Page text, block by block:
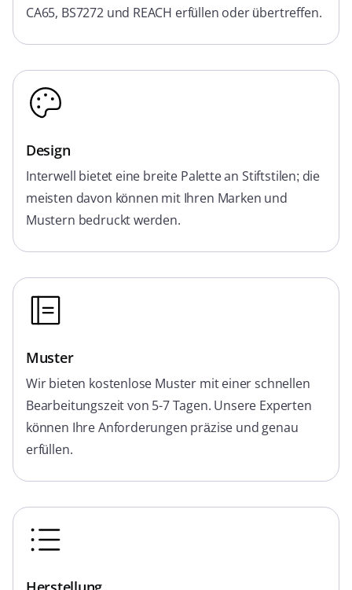
CA65, BS7272 und REACH erfüllen oder übertreffen.
Design
Interwell bietet eine breite Palette an Stiftstilen; die
meisten davon können mit Ihren Marken und
Mustern bedruckt werden.
Muster
Wir bieten kostenlose Muster mit einer schnellen
Bearbeitungszeit von 5-7 Tagen. Unsere Experten
können Ihre Anforderungen präzise und genau
erfüllen.